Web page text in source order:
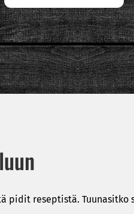
pidit reseptistä. Tuunasitko